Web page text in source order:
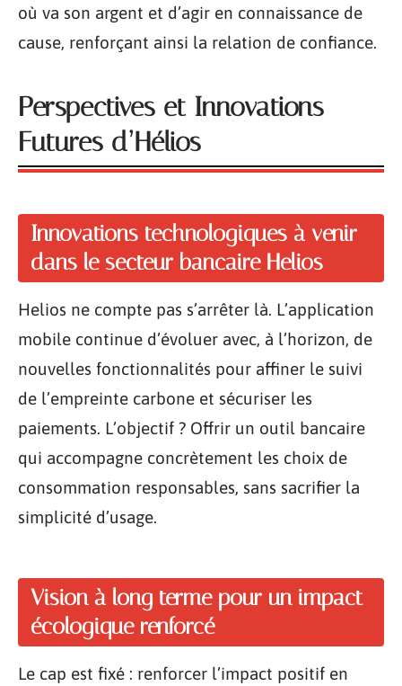
où va son argent et d’agir en connaissance de
cause, renforçant ainsi la relation de confiance.
Perspectives et Innovations
Futures d’Hélios
Innovations technologiques à venir
dans le secteur bancaire Helios
Helios ne compte pas s’arrêter là. L’application
mobile continue d’évoluer avec, à l’horizon, de
nouvelles fonctionnalités pour affiner le suivi
de l’empreinte carbone et sécuriser les
paiements. L’objectif ? Offrir un outil bancaire
qui accompagne concrètement les choix de
consommation responsables, sans sacrifier la
simplicité d’usage.
Vision à long terme pour un impact
écologique renforcé
Le cap est fixé : renforcer l’impact positif en